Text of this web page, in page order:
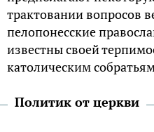
трактовании вопросов
пелопонесские
известны своей
католическим
Политик от церкви